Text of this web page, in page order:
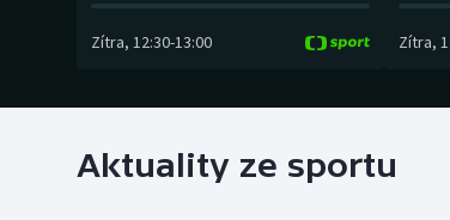
Zítra, 12:30-13:00 Zítra,
Aktuality ze sportu